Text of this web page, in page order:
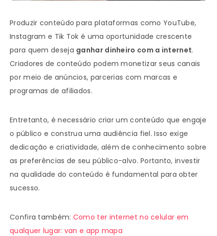
Produzir conteúdo para plataformas como YouTube,
Instagram e Tik Tok é uma oportunidade crescente
para quem deseja ganhar dinheiro com a internet.
Criadores de conteúdo podem monetizar seus canais
por meio de anúncios, parcerias com marcas e
programas de afiliados.
Entretanto, é necessário criar um conteúdo que engaje
o público e construa uma audiência fiel. Isso exige
dedicação e criatividade, além de conhecimento sobre
as preferências de seu público-alvo. Portanto, investir
na qualidade do conteúdo é fundamental para obter
sucesso.
Confira também: Como ter internet no celular em
qualquer lugar: van e app mapa